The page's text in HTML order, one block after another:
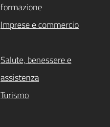
formazione
Imprese e commercio
Salute, benessere e
assistenza
Turismo